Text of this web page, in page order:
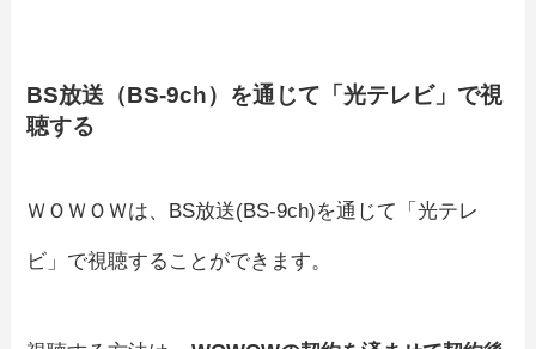
BS放送（BS-9ch）を通じて「光テレビ」で視
聴する
ＷＯＷＯＷは、BS放送(BS-9ch)を通じて「光テレ
ビ」で視聴することができます。